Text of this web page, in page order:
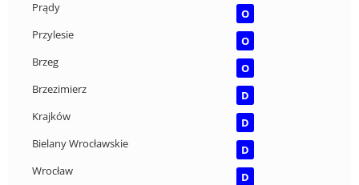
Prądy
O
Przylesie
O
Brzeg
O
Brzezimierz
D
Krajków
D
Bielany Wrocławskie
D
Wrocław
D